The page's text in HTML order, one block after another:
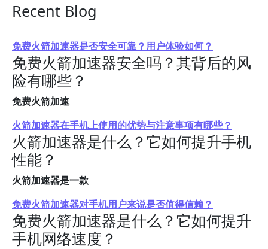
Recent Blog
免费火箭加速器是否安全可靠？用户体验如何？
免费火箭加速器安全吗？其背后的风
险有哪些？
免费火箭加速
火箭加速器在手机上使用的优势与注意事项有哪些？
火箭加速器是什么？它如何提升手机
性能？
火箭加速器是一款
免费火箭加速器对手机用户来说是否值得信赖？
免费火箭加速器是什么？它如何提升
手机网络速度？